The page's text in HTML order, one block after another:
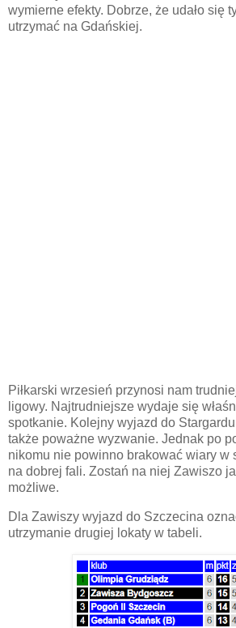
wymierne efekty. Dobrze, że udało się
utrzymać na Gdańskiej.
Piłkarski wrzesień przynosi nam
ligowy. Najtrudniejsze wydaje się
spotkanie. Kolejny wyjazd do
także poważne wyzwanie. Jednak po
nikomu nie powinno brakować wiary w
na dobrej fali. Zostań na niej Zawiszo
możliwe.
Dla Zawiszy wyjazd do Szczecina
utrzymanie drugiej lokaty w tabeli.